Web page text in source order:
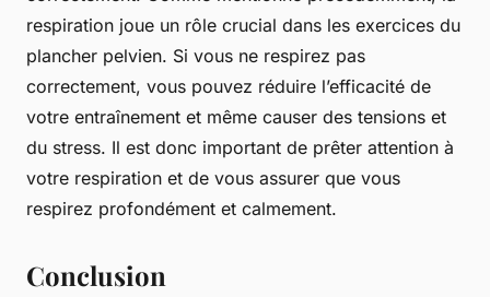
respiration joue un rôle crucial dans les exercices du
plancher pelvien. Si vous ne respirez pas
correctement, vous pouvez réduire l’efficacité de
votre entraînement et même causer des tensions et
du stress. Il est donc important de prêter attention à
votre respiration et de vous assurer que vous
respirez profondément et calmement.
Conclusion